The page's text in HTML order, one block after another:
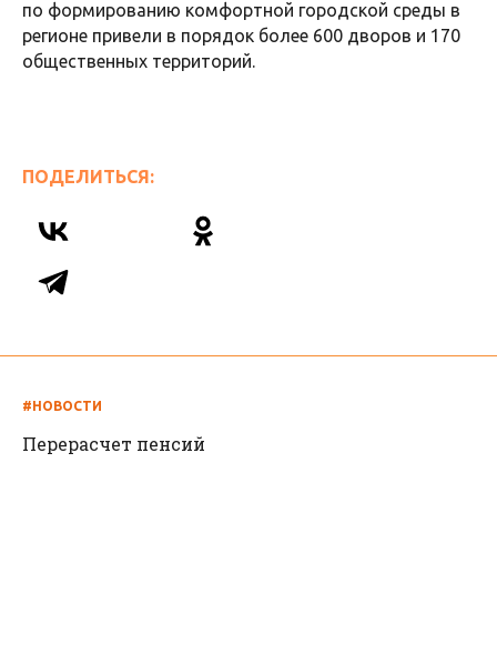
по формированию комфортной городской среды в
регионе привели в порядок более 600 дворов и 170
общественных территорий.
ПОДЕЛИТЬСЯ:
#НОВОСТИ
Перерасчет пенсий